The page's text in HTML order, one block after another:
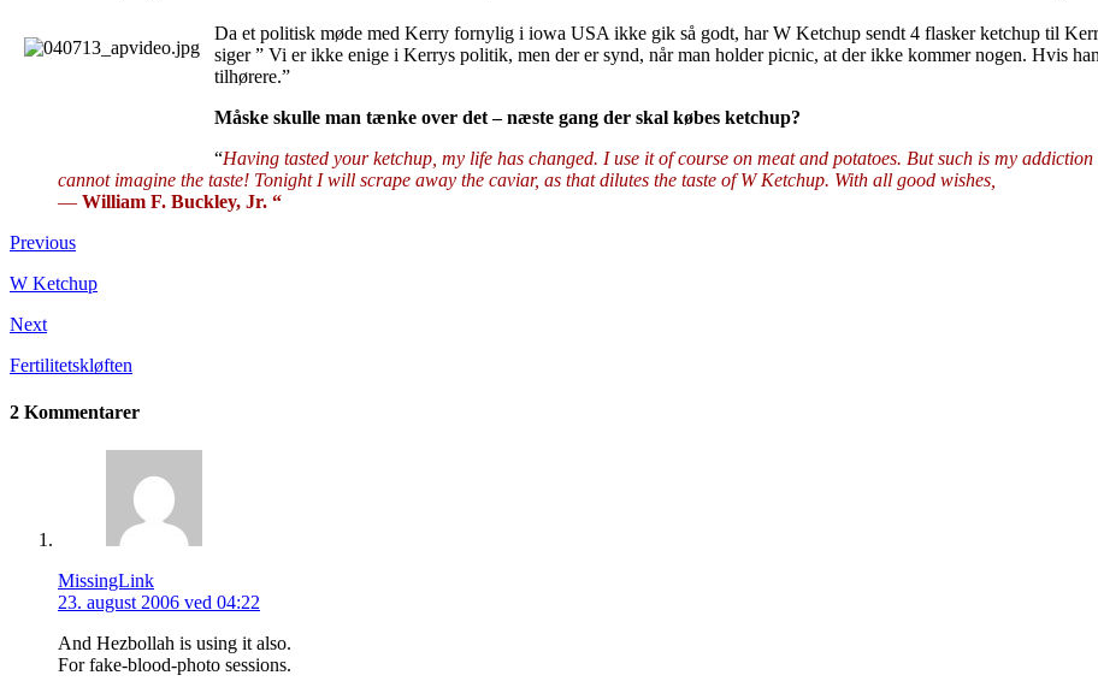
Da et politisk møde med Kerry fornylig i iowa USA ikke gik så godt, har W Ketchup sendt 4 flasker ketchup til
siger ” Vi er ikke enige i Kerrys politik, men der er synd, når man holder picnic, at der ikke kommer nogen. Hvis
tilhørere.”
Måske skulle man tænke over det – næste gang der skal købes ketchup?
“Having tasted your ketchup, my life has changed. I use it of course on meat and potatoes. But such is my
cannot imagine the taste! Tonight I will scrape away the caviar, as that dilutes the taste of W Ketchup. With all good wishes,
— William F. Buckley, Jr. “
Previous
W Ketchup
Next
Fertilitetskløften
2 Kommentarer
MissingLink
23. august 2006 ved 04:22
And Hezbollah is using it also.
For fake-blood-photo sessions.